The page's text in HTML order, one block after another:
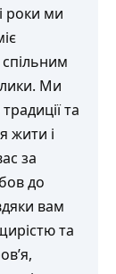
роки ми
Ми
та
жити і
за
до
вам
та